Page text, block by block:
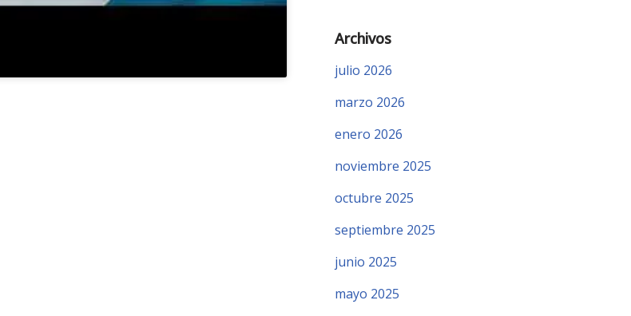
Archivos
julio 2026
marzo 2026
enero 2026
noviembre 2025
octubre 2025
septiembre 2025
junio 2025
mayo 2025